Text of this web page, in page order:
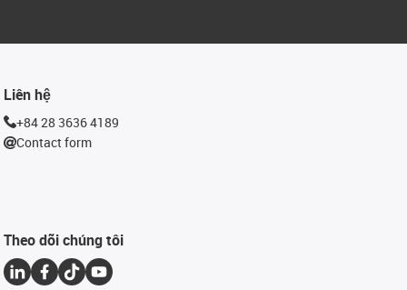
Liên hệ
+84 28 3636 4189
Contact form
Theo dõi chúng tôi